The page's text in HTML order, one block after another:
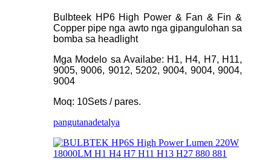
Bulbteek HP6 High Power & Fan & Fin &
Copper pipe nga awto nga gipangulohan sa
bomba sa headlight
Mga Modelo sa Availabe: H1, H4, H7, H11,
9005, 9006, 9012, 5202, 9004, 9004, 9004,
9004
Moq: 10Sets / pares.
pangutanadetalya